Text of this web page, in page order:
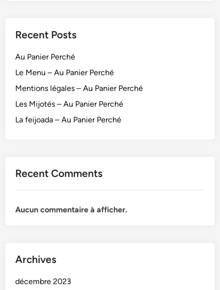
Recent Posts
Au Panier Perché
Le Menu – Au Panier Perché
Mentions légales – Au Panier Perché
Les Mijotés – Au Panier Perché
La feijoada – Au Panier Perché
Recent Comments
Aucun commentaire à afficher.
Archives
décembre 2023